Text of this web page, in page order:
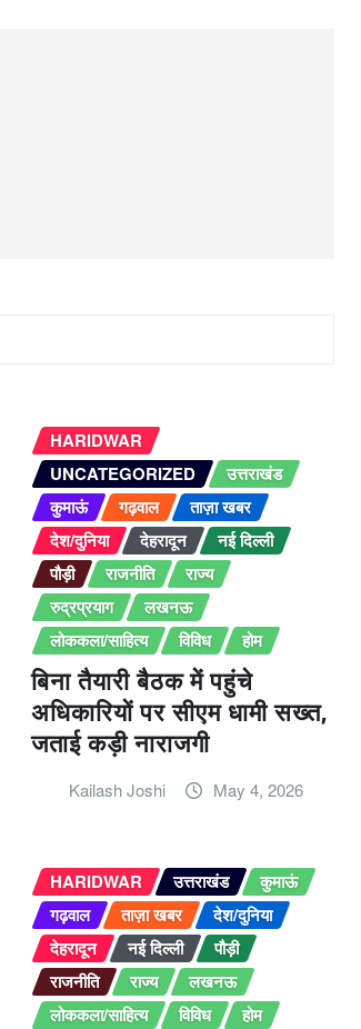
HARIDWAR
UNCATEGORIZED
उत्तराखंड
कुमाऊं
गढ़वाल
ताज़ा खबर
देश/दुनिया
देहरादून
नई दिल्ली
पौड़ी
राजनीति
राज्य
रुद्रप्रयाग
लखनऊ
लोककला/साहित्य
विविध होम
बिना तैयारी बैठक में पहुंचे
अधिकारियों पर सीएम धामी सख्त,
जताई कड़ी नाराजगी
Kailash Joshi May 4, 2026
HARIDWAR उत्तराखंड
कुमाऊं
गढ़वाल
ताज़ा खबर
देश/दुनिया
देहरादून
नई दिल्ली
पौड़ी
राजनीति
राज्य
लखनऊ
लोककला/साहित्य
विविध होम